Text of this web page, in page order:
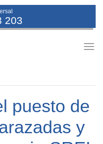
203
puesto de
y